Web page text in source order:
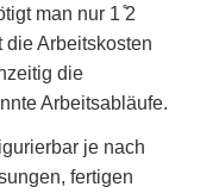
man nur 1 ̊2
die Arbeitskosten
die
Arbeitsabläufe.
je nach
fertigen